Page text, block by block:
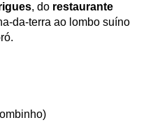
, do restaurante
da-terra ao lombo suíno